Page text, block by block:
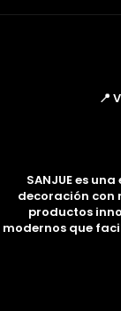
📍
SANJUE es
decoración con
productos
modernos que